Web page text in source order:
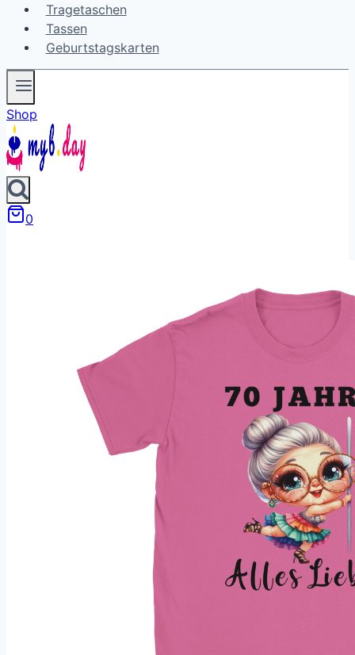
Tragetaschen
Tassen
Geburtstagskarten
Shop
0